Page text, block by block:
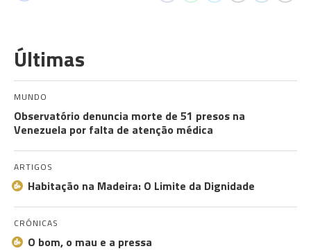
Últimas
MUNDO
Observatório denuncia morte de 51 presos na
Venezuela por falta de atenção médica
ARTIGOS
Habitação na Madeira: O Limite da Dignidade
CRÓNICAS
O bom, o mau e a pressa